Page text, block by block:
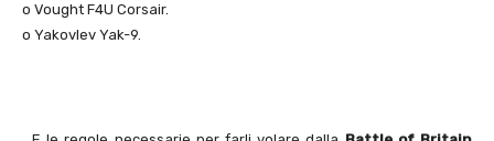
o Vought F4U Corsair.
o Yakovlev Yak-9.